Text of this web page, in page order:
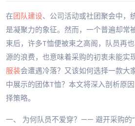
在团队建设、公司活动或社团聚会中，
是凝聚力的象征。然而，一个普遍却常
束后，许多T恤便被束之高阁，队员再
源的浪费，也意味着采购的初衷未能实
服装会遭遇冷落？又该如何选择一款大
中展示的团体T恤？本文将深入剖析原
择策略。
一、 为何队员不爱穿？—— 避开采购的